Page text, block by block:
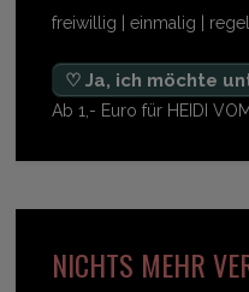
freiwillig | einmalig |
♡ Ja, ich möchte
Ab 1,- Euro für HEIDI
NICHTS MEHR